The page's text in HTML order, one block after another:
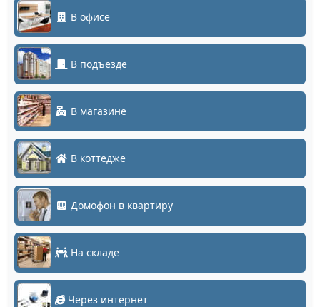
В офисе
В подъезде
В магазине
В коттедже
Домофон в квартиру
На складе
Через интернет